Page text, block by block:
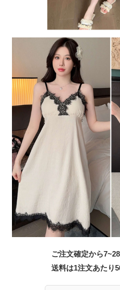
ご注文確定から
送料は1注文あたり